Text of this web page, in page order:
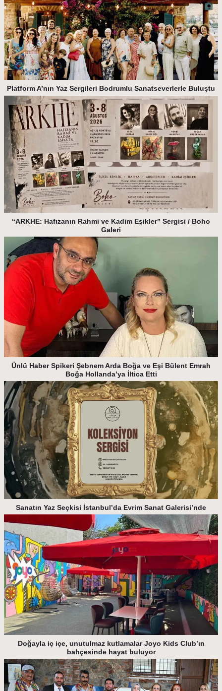
Platform A’nın Yaz Sergileri Bodrumlu Sanatseverlerle Buluştu
“ARKHE: Hafızanın Rahmi ve Kadim Eşikler” Sergisi / Boho
Galeri
Ünlü Haber Spikeri Şebnem Arda Boğa ve Eşi Bülent Emrah
Boğa Hollanda’ya İltica Etti
Sanatın Yaz Seçkisi İstanbul’da Evrim Sanat Galerisi’nde
Doğayla iç içe, unutulmaz kutlamalar Joyo Kids Club’ın
bahçesinde hayat buluyor